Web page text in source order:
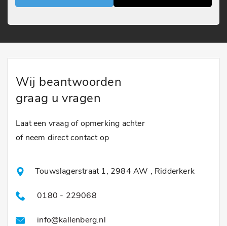
Wij beantwoorden
graag u vragen
Laat een vraag of opmerking achter
of neem direct contact op
Touwslagerstraat 1, 2984 AW , Ridderkerk
0180 - 229068
info@kallenberg.nl